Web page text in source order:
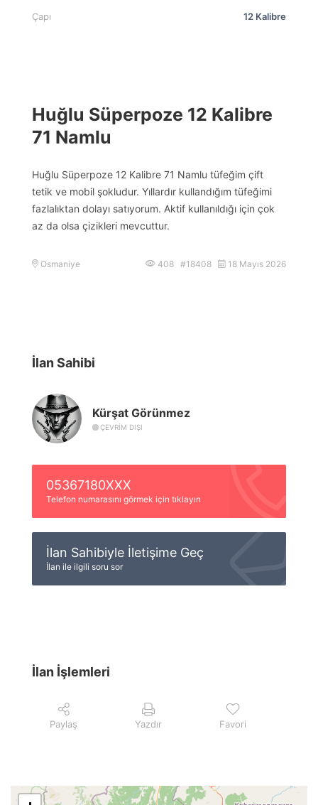
Çapı 12 Kalibre
Huğlu Süperpoze 12 Kalibre
71 Namlu
Huğlu Süperpoze 12 Kalibre 71 Namlu tüfeğim çift
tetik ve mobil şokludur. Yıllardır kullandığım tüfeğimi
fazlalıktan dolayı satıyorum. Aktif kullanıldığı için çok
az da olsa çizikleri mevcuttur.
Osmaniye 408 #18408 18 Mayıs 2026
İlan Sahibi
Kürşat Görünmez
ÇEVRIM DIŞI
05367180XXX
Telefon numarasını görmek için tıklayın
İlan Sahibiyle İletişime Geç
İlan ile ilgili soru sor
İlan İşlemleri
Paylaş Yazdır Favori